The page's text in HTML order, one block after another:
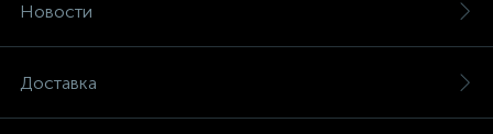
Новости
Доставка